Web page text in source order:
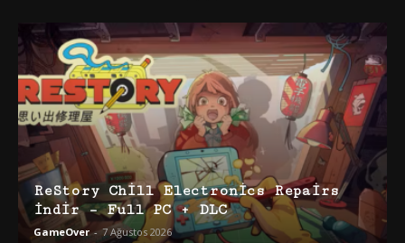
ReStory Chill Electronics Repairs
İndir – Full PC + DLC
GameOver - 7 Ağustos 2026